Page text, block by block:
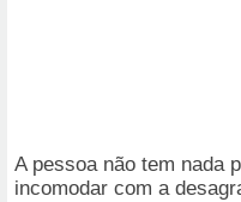
A pessoa não tem nada
incomodar com a